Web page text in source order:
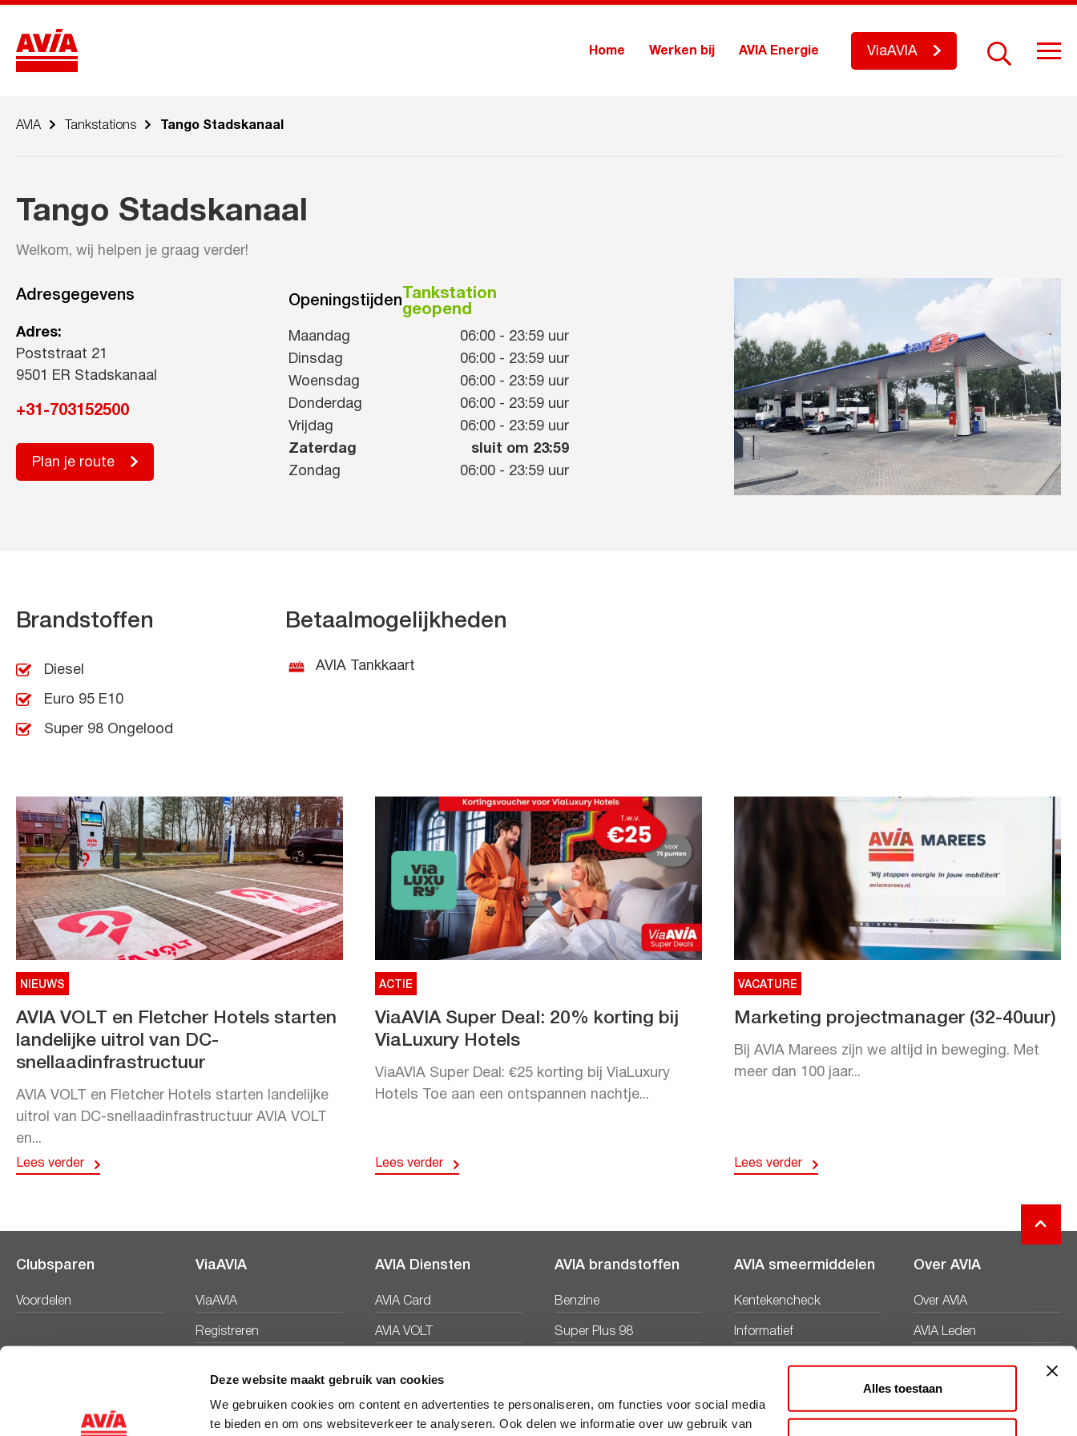
Deze website maakt gebruik van cookies
We gebruiken cookies om content en advertenties te personaliseren, om functies voor social media
te bieden en om ons websiteverkeer te analyseren. Ook delen we informatie over uw gebruik van
Alles toestaan
Home Werken bij AVIA Energie ViaAVIA
AVIA Tankstations Tango Stadskanaal
Tango Stadskanaal
Welkom, wij helpen je graag verder!
Adresgegevens
Adres:
Poststraat 21
9501 ER Stadskanaal
+31-703152500
Plan je route
Openingstijden
Tankstation
geopend
Maandag 06:00 - 23:59 uur
Dinsdag
06:00 - 23:59 uur
Woensdag
06:00 - 23:59 uur
Donderdag
06:00 - 23:59 uur
Vrijdag
06:00 - 23:59 uur
Zaterdag
sluit om 23:59
Zondag
06:00 - 23:59 uur
Brandstoffen
Diesel
Euro 95 E10
Super 98 Ongelood
Betaalmogelijkheden
AVIA Tankkaart
NIEUWS
AVIA VOLT en Fletcher Hotels starten
landelijke uitrol van DC-
snellaadinfrastructuur
AVIA VOLT en Fletcher Hotels starten landelijke
uitrol van DC-snellaadinfrastructuur AVIA VOLT
en...
Lees verder
ACTIE
ViaAVIA Super Deal: 20% korting bij
ViaLuxury Hotels
ViaAVIA Super Deal: €25 korting bij ViaLuxury
Hotels Toe aan een ontspannen nachtje...
Lees verder
VACATURE
Marketing projectmanager (32-40uur)
Bij AVIA Marees zijn we altijd in beweging. Met
meer dan 100 jaar...
Lees verder
Clubsparen
Voordelen
ViaAVIA
ViaAVIA
Registreren
AVIA Diensten
AVIA Card
AVIA VOLT
AVIA brandstoffen
Benzine
Super Plus 98
AVIA smeermiddelen
Kentekencheck
Informatief
Productbladen
Over AVIA
Over AVIA
AVIA Leden
Nieuws
Duurzaamheid
Werken bij